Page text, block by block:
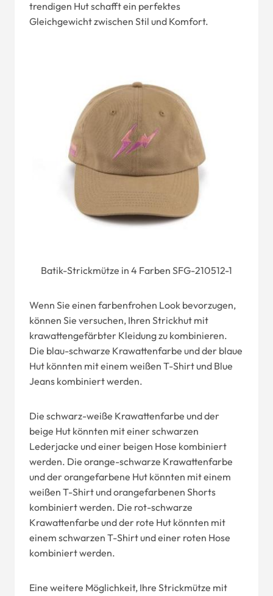
trendigen Hut schafft ein perfektes
Gleichgewicht zwischen Stil und Komfort.
Batik-Strickmütze in 4 Farben SFG-210512-1
Wenn Sie einen farbenfrohen Look bevorzugen,
können Sie versuchen, Ihren Strickhut mit
krawattengefärbter Kleidung zu kombinieren.
Die blau-schwarze Krawattenfarbe und der blaue
Hut könnten mit einem weißen T-Shirt und Blue
Jeans kombiniert werden.
Die schwarz-weiße Krawattenfarbe und der
beige Hut könnten mit einer schwarzen
Lederjacke und einer beigen Hose kombiniert
werden. Die orange-schwarze Krawattenfarbe
und der orangefarbene Hut könnten mit einem
weißen T-Shirt und orangefarbenen Shorts
kombiniert werden. Die rot-schwarze
Krawattenfarbe und der rote Hut könnten mit
einem schwarzen T-Shirt und einer roten Hose
kombiniert werden.
Eine weitere Möglichkeit, Ihre Strickmütze mit